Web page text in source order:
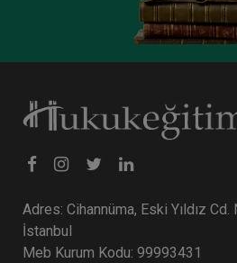
Adres: Cihannüma, Eski Yıldız
İstanbul
Meb Kurum Kodu: 99993431